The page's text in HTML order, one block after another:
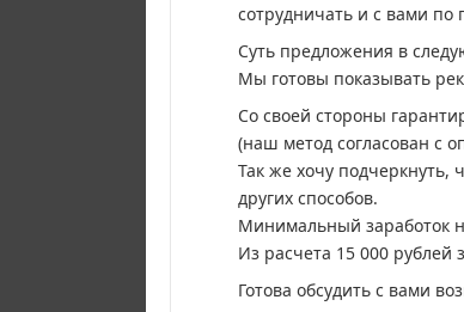
сотрудничать и с вами по
Суть предложения в
Мы готовы показывать
Со своей стороны
(наш метод согласован с
Так же хочу подчеркнуть,
других способов.
Минимальный заработок
Из расчета 15 000 рублей
Готова обсудить с вами